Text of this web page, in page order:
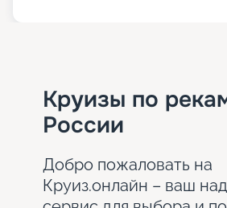
Круизы по
России
Добро пожаловать на
Круиз.онлайн – ваш